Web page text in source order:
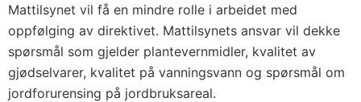
Mattilsynet vil få en mindre rolle i arbeidet med
oppfølging av direktivet. Mattilsynets ansvar vil dekke
spørsmål som gjelder plantevernmidler, kvalitet av
gjødselvarer, kvalitet på vanningsvann og spørsmål om
jordforurensing på jordbruksareal.